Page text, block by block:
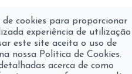
de cookies para proporcionar
experiência de utilização
este site aceita o uso de
nossa Política de Cookies.
acerca de como